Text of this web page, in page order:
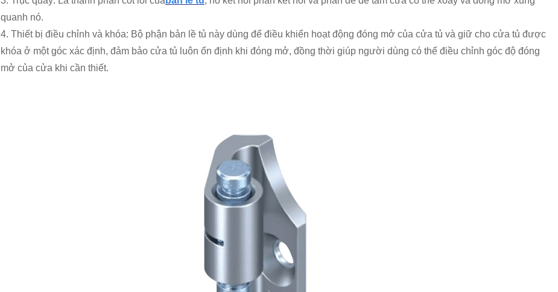
Dansk
Suomi
हिन्दी
quanh nó.
4. Thiết bị điều chỉnh và khóa: Bộ phận bản lề tủ này dùng để điều khiển hoạt động đóng mở của cửa tủ và giữ cho cửa tủ được
khóa ở một góc xác định, đảm bảo cửa tủ luôn ổn định khi đóng mở, đồng thời giúp người dùng có thể điều chỉnh góc độ đóng
mở của cửa khi cần thiết.